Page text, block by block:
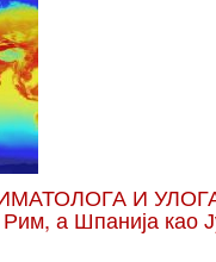
И
а Шпанија као